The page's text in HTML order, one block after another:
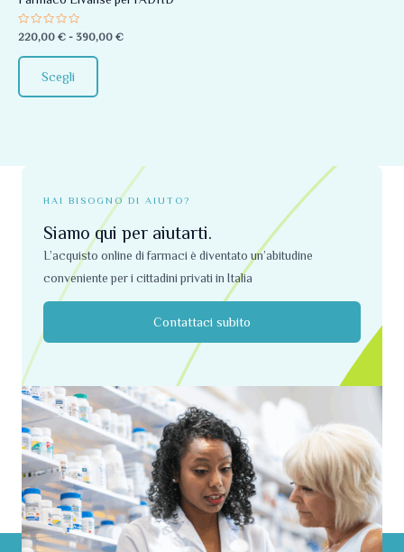
Valutato
0
su
5
220,00 € - 390,00 €
Scegli
scelte
nella
HAI BISOGNO DI AIUTO?
Siamo qui per aiutarti.
L’acquisto online di farmaci è diventato un’abitudine
conveniente per i cittadini privati ​​in Italia
Contattaci subito